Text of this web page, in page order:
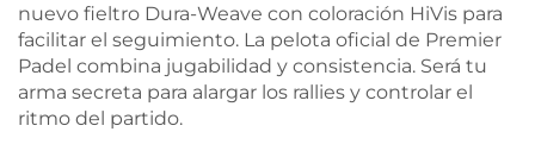
nuevo fieltro Dura-Weave con coloración HiVis para
facilitar el seguimiento. La pelota oficial de Premier
Padel combina jugabilidad y consistencia. Será tu
arma secreta para alargar los rallies y controlar el
ritmo del partido.